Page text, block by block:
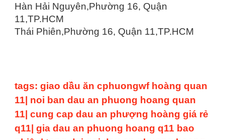
Hàn Hải Nguyên,Phường 16, Quận
11,TP.HCM
Thái Phiên,Phường 16, Quận 11,TP.HCM
tags: giao dầu ăn cphuongwf hoàng quan
11| noi ban dau an phuong hoang quan
11| cung cap dau an phượng hoàng giá rẻ
q11| gia dau an phuong hoang q11 bao